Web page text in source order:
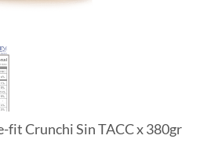
fit Crunchi Sin TACC x 380gr